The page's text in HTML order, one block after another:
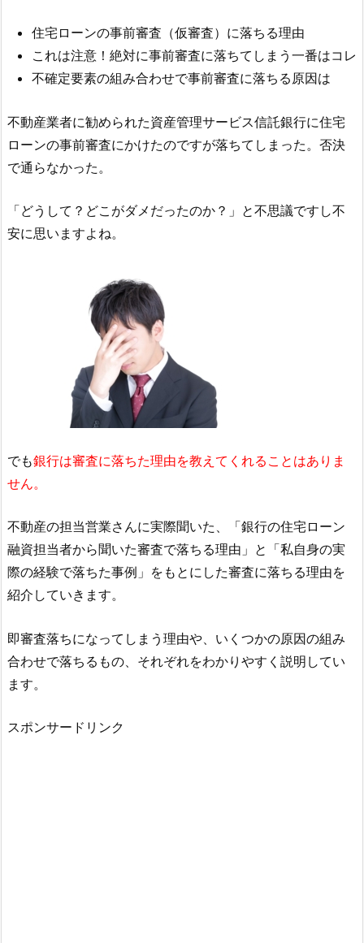
住宅ローンの事前審査（仮審査）に落ちる理由
これは注意！絶対に事前審査に落ちてしまう一番はコレ
不確定要素の組み合わせで事前審査に落ちる原因は
不動産業者に勧められた資産管理サービス信託銀行に住宅
ローンの事前審査にかけたのですが落ちてしまった。否決
で通らなかった。
「どうして？どこがダメだったのか？」と不思議ですし不
安に思いますよね。
でも銀行は審査に落ちた理由を教えてくれることはありま
せん。
不動産の担当営業さんに実際聞いた、「銀行の住宅ローン
融資担当者から聞いた審査で落ちる理由」と「私自身の実
際の経験で落ちた事例」をもとにした審査に落ちる理由を
紹介していきます。
即審査落ちになってしまう理由や、いくつかの原因の組み
合わせで落ちるもの、それぞれをわかりやすく説明してい
ます。
スポンサードリンク